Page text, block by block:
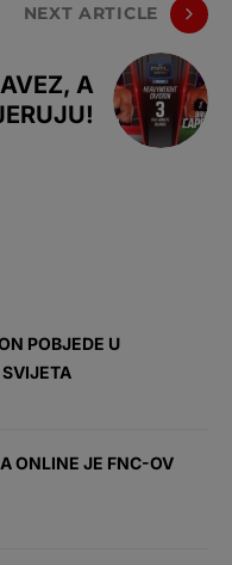
NEXT ARTICLE
A
POBJEDE U
SVIJETA
ONLINE JE FNC-OV